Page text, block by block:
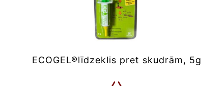
ECOGEL®līdzeklis pret skudrām, 5g